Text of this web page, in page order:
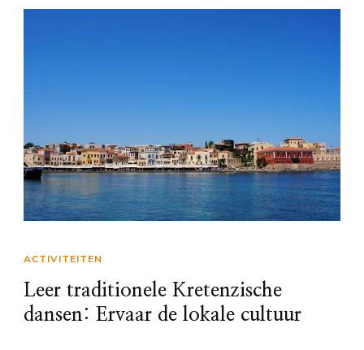
ACTIVITEITEN
Leer traditionele Kretenzische
dansen: Ervaar de lokale cultuur